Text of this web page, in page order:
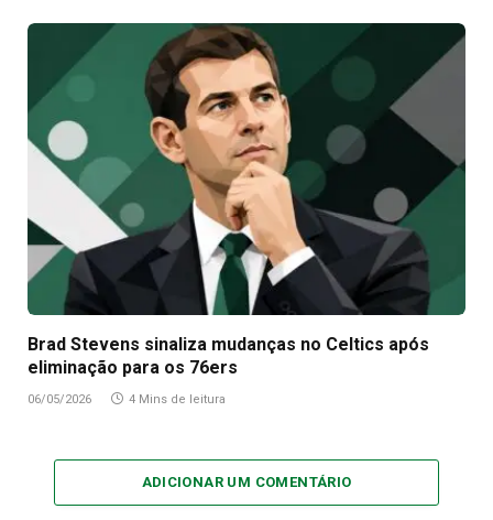
Brad Stevens sinaliza mudanças no Celtics após
eliminação para os 76ers
06/05/2026 4 Mins de leitura
ADICIONAR UM COMENTÁRIO